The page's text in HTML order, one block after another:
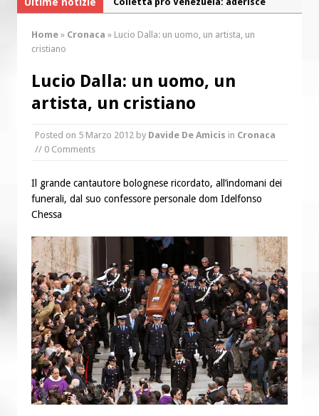
Fine vita: la Chiesa Cattolica inglese si
Montesilvano: “Tanta la devozione”
Torna la festa di Sant’Andrea:
vita”
Home » Cronaca » Lucio Dalla: un uomo, un artista, un
cristiano
Lucio Dalla: un uomo, un
artista, un cristiano
Posted on 5 Marzo 2012 by Davide De Amicis in Cronaca
// 0 Comments
Il grande cantautore bolognese ricordato, all’indomani dei
funerali, dal suo confessore personale dom Idelfonso
Chessa